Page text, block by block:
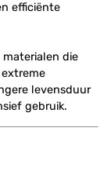
efficiënte
materialen die
levensduur
gebruik.